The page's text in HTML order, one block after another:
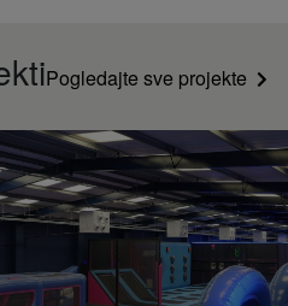
Pogledajte sve projekte